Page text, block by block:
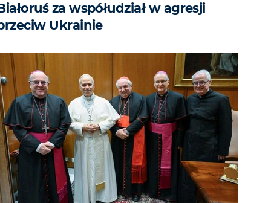
za współudział w agresji
Ukrainie